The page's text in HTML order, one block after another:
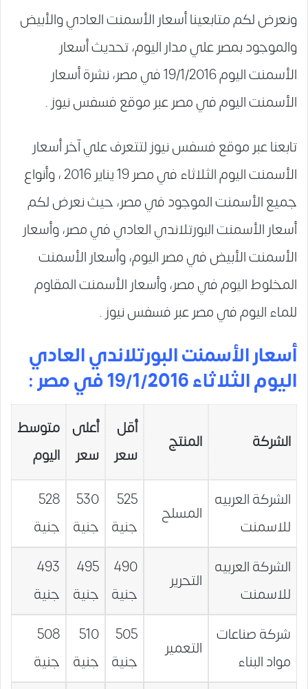
ونعرض لكم متابعينا أسعار الأسمنت العادي والأبيض
والموجود بمصر علي مدار اليوم، تحديث أسعار
الأسمنت اليوم 19/1/2016 في مصر، نشرة أسعار
الأسمنت اليوم في مصر عبر موقع فسفس نيوز .
تابعنا عبر موقع فسفس نيوز لتتعرف علي آخر أسعار
الأسمنت اليوم الثلاثاء في مصر 19 يناير 2016 ، وأنواع
جميع الأسمنت الموجود في مصر، حيث نعرض لكم
أسعار الأسمنت البورتلاندي العادي في مصر، وأسعار
الأسمنت الأبيض في مصر اليوم، وأسعار الأسمنت
المخلوط اليوم في مصر، وأسعار الأسمنت المقاوم
للماء اليوم في مصر عبر فسفس نيوز .
أسعار الأسمنت البورتلاندي العادي
اليوم الثلاثاء 19/1/2016 في مصر :
الشركة المنتج
أقل
سعر
أعلى
سعر
متوسط
اليوم
الشركة العربيه
للاسمنت
المسلح
525
جنية
530
جنية
528
جنية
الشركة العربيه
للاسمنت
التحرير
490
جنية
495
جنية
493
جنية
شركة صناعات
مواد البناء
التعمير
505
جنية
510
جنية
508
جنية